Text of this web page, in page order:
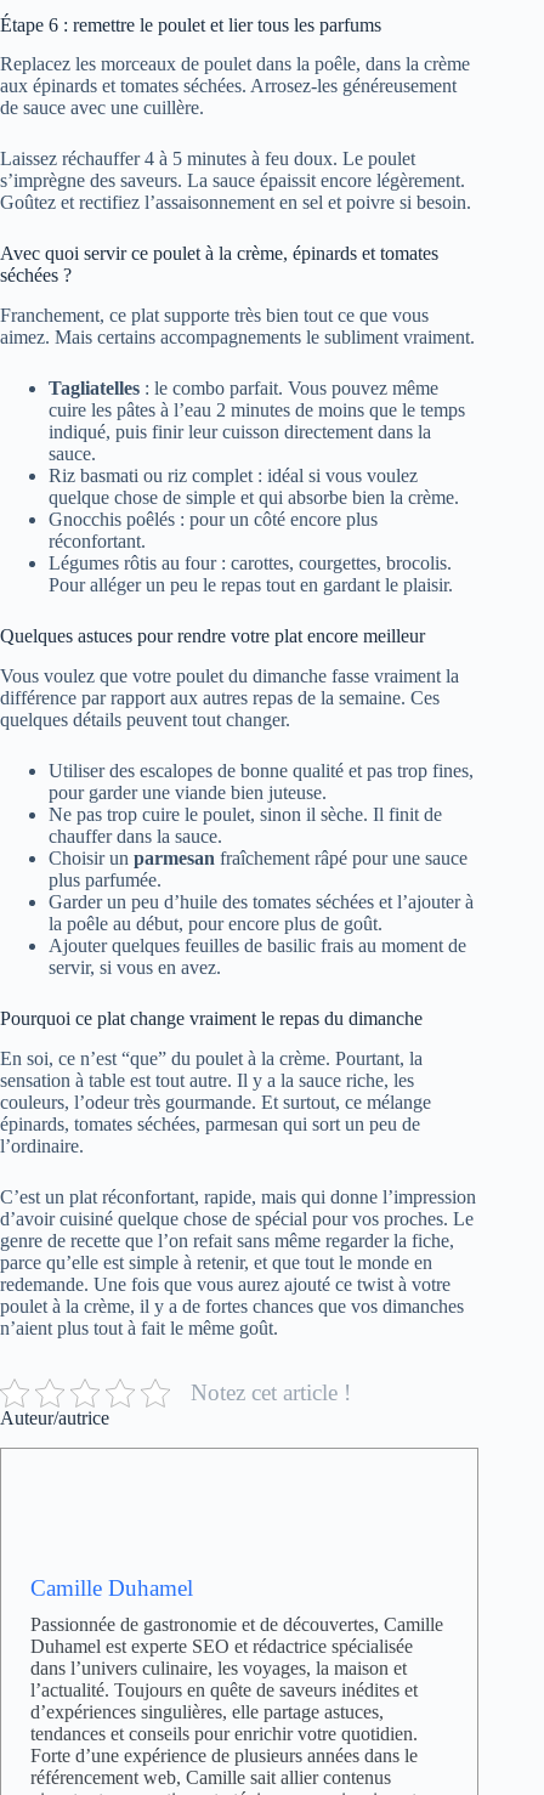
Étape 6 : remettre le poulet et lier tous les parfums
Replacez les morceaux de poulet dans la poêle, dans la crème
aux épinards et tomates séchées. Arrosez-les généreusement
de sauce avec une cuillère.
Laissez réchauffer 4 à 5 minutes à feu doux. Le poulet
s’imprègne des saveurs. La sauce épaissit encore légèrement.
Goûtez et rectifiez l’assaisonnement en sel et poivre si besoin.
Avec quoi servir ce poulet à la crème, épinards et tomates
séchées ?
Franchement, ce plat supporte très bien tout ce que vous
aimez. Mais certains accompagnements le subliment vraiment.
Tagliatelles : le combo parfait. Vous pouvez même
cuire les pâtes à l’eau 2 minutes de moins que le temps
indiqué, puis finir leur cuisson directement dans la
sauce.
Riz basmati ou riz complet : idéal si vous voulez
quelque chose de simple et qui absorbe bien la crème.
Gnocchis poêlés : pour un côté encore plus
réconfortant.
Légumes rôtis au four : carottes, courgettes, brocolis.
Pour alléger un peu le repas tout en gardant le plaisir.
Quelques astuces pour rendre votre plat encore meilleur
Vous voulez que votre poulet du dimanche fasse vraiment la
différence par rapport aux autres repas de la semaine. Ces
quelques détails peuvent tout changer.
Utiliser des escalopes de bonne qualité et pas trop fines,
pour garder une viande bien juteuse.
Ne pas trop cuire le poulet, sinon il sèche. Il finit de
chauffer dans la sauce.
Choisir un parmesan fraîchement râpé pour une sauce
plus parfumée.
Garder un peu d’huile des tomates séchées et l’ajouter à
la poêle au début, pour encore plus de goût.
Ajouter quelques feuilles de basilic frais au moment de
servir, si vous en avez.
Pourquoi ce plat change vraiment le repas du dimanche
En soi, ce n’est “que” du poulet à la crème. Pourtant, la
sensation à table est tout autre. Il y a la sauce riche, les
couleurs, l’odeur très gourmande. Et surtout, ce mélange
épinards, tomates séchées, parmesan qui sort un peu de
l’ordinaire.
C’est un plat réconfortant, rapide, mais qui donne l’impression
d’avoir cuisiné quelque chose de spécial pour vos proches. Le
genre de recette que l’on refait sans même regarder la fiche,
parce qu’elle est simple à retenir, et que tout le monde en
redemande. Une fois que vous aurez ajouté ce twist à votre
poulet à la crème, il y a de fortes chances que vos dimanches
n’aient plus tout à fait le même goût.
Notez cet article !
Auteur/autrice
Camille Duhamel
Passionnée de gastronomie et de découvertes, Camille
Duhamel est experte SEO et rédactrice spécialisée
dans l’univers culinaire, les voyages, la maison et
l’actualité. Toujours en quête de saveurs inédites et
d’expériences singulières, elle partage astuces,
tendances et conseils pour enrichir votre quotidien.
Forte d’une expérience de plusieurs années dans le
référencement web, Camille sait allier contenus